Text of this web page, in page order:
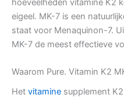
hoeveelheden vitamine K2
eigeel. MK-7 is een
staat voor Menaquinon-7.
MK-7 de meest effectieve
Waarom Pure. Vitamin K2
Het vitamine supplement